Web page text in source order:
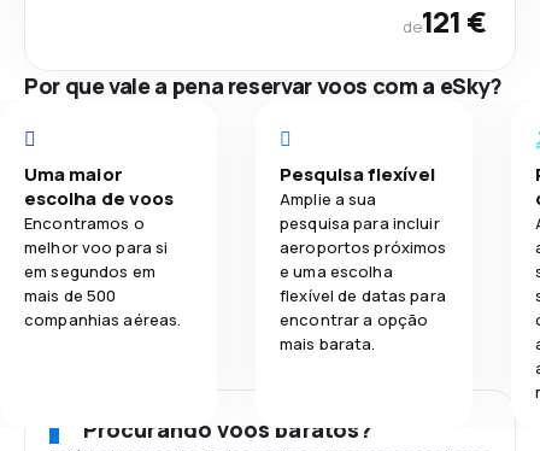
de121 €
Por que vale a pena reservar voos com a eSky?
Uma maior
escolha de voos
Encontramos o
melhor voo para si
em segundos em
mais de 500
companhias aéreas.
Pesquisa flexível
Amplie a sua
pesquisa para incluir
aeroportos próximos
e uma escolha
flexível de datas para
encontrar a opção
mais barata.
Procurando voos baratos?